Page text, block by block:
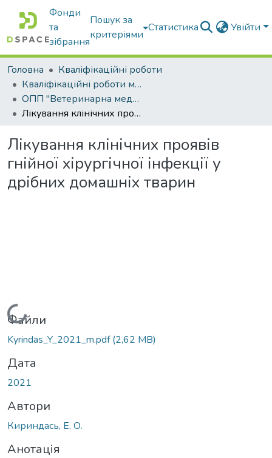
Фонди
та
зібрання
Пошук за
критеріями
Статистика Увійти
Головна
Кваліфікаційні роботи
Кваліфікаційні роботи магістрів
ОПП "Ветеринарна медицина"
Лікування клінічних проявів гнійної хірургічної інфекції у дрібних домашніх тварин
Лікування клінічних проявів
гнійної хірургічної інфекції у
дрібних домашніх тварин
Вантажиться...
Файли
Kyrindas_Y_2021_m.pdf(2,62 MB)
Дата
2021
Автори
Кириндась, Е. О.
Анотація